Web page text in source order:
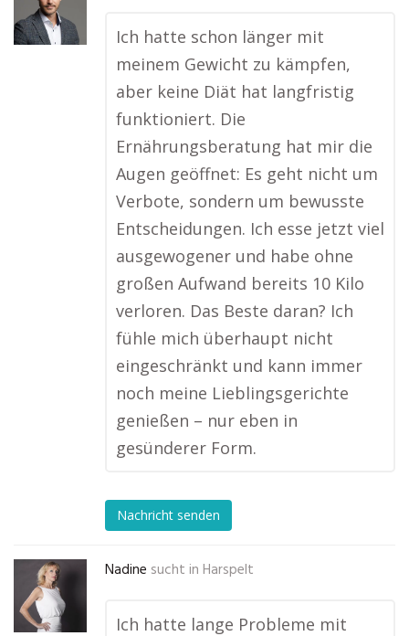
Ich hatte schon länger mit
meinem Gewicht zu kämpfen,
aber keine Diät hat langfristig
funktioniert. Die
Ernährungsberatung hat mir die
Augen geöffnet: Es geht nicht um
Verbote, sondern um bewusste
Entscheidungen. Ich esse jetzt viel
ausgewogener und habe ohne
großen Aufwand bereits 10 Kilo
verloren. Das Beste daran? Ich
fühle mich überhaupt nicht
eingeschränkt und kann immer
noch meine Lieblingsgerichte
genießen – nur eben in
gesünderer Form.
Nachricht senden
Nadine sucht in Harspelt
Ich hatte lange Probleme mit